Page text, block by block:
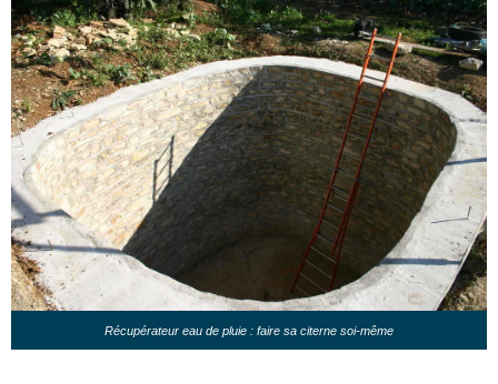
Récupérateur eau de pluie : faire sa citerne soi-même